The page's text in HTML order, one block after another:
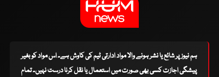
ہم نیوز پر شائع یا نشر ہونے والا مواد ادارتی ٹیم کی کاوش ہے۔ اس مواد کو بغیر
پیشگی اجازت کسی بھی صورت میں استعمال یا نقل کرنا درست نہیں۔ تمام